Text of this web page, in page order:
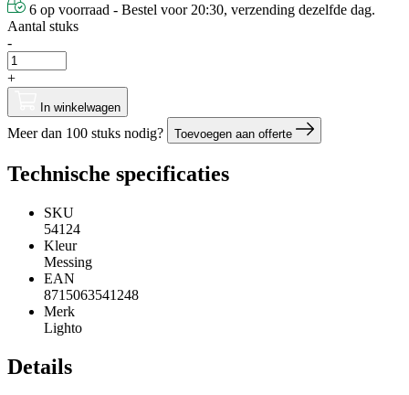
6 op voorraad - Bestel voor 20:30, verzending dezelfde dag.
Aantal stuks
-
+
In winkelwagen
Meer dan 100 stuks nodig? Toevoegen aan offerte
Technische specificaties
SKU
54124
Kleur
Messing
EAN
8715063541248
Merk
Lighto
Details